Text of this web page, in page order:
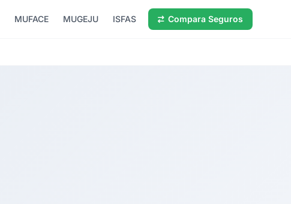
MUFACE MUGEJU ISFAS Compara Seguros